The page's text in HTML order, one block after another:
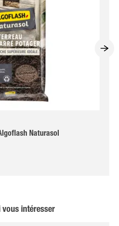
Naturasol
vous intéresser